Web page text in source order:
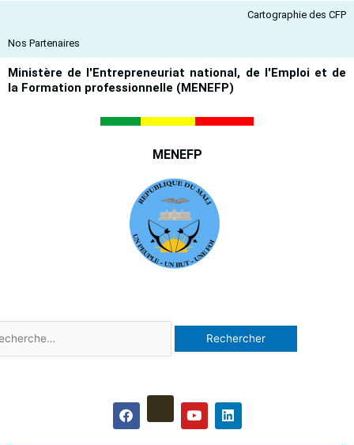
contenu
Cartographie des CFP
Nos Partenaires
Ministère de l'Entrepreneuriat national, de l'Emploi et de
la Formation professionnelle (MENEFP)
MENEFP
:
F
a
c
e
Y
o
u
t
L
i
n
k